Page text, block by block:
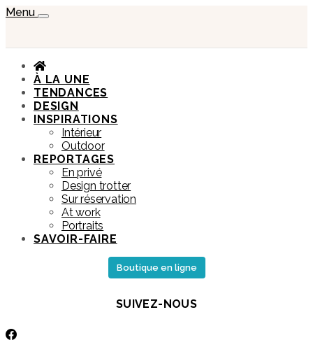
Menu
À LA UNE
TENDANCES
DESIGN
INSPIRATIONS
Intérieur
Outdoor
REPORTAGES
En privé
Design trotter
Sur réservation
At work
Portraits
SAVOIR-FAIRE
Boutique en ligne
SUIVEZ-NOUS